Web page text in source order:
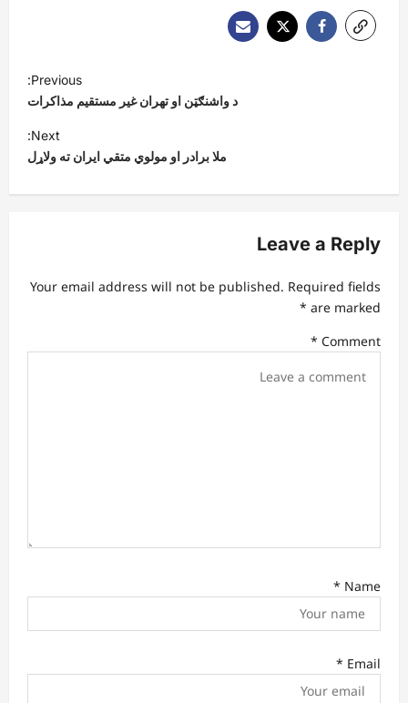
v
g
t
Previous:
د واشنګټن او تهران غیر مستقیم مذاکرات
Next:
ملا برادر او مولوي متقي ایران ته ولاړل
Leave a Reply
Your email address will not be published. Required fields
are marked
*
Comment
*
Name
*
Email
*